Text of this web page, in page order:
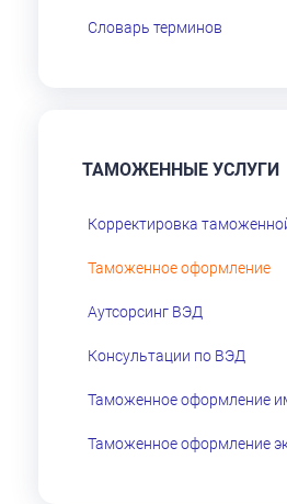
Словарь терминов
ТАМОЖЕННЫЕ УСЛУГИ
Корректировка
Таможенное оформление
Аутсорсинг ВЭД
Консультации по ВЭД
Таможенное оформление
Таможенное оформление